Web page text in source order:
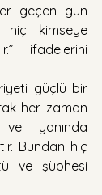
geçen gün
hiç kimseye
ifadelerini
güçlü bir
her zaman
ve yanında
Bundan hiç
ve şüphesi